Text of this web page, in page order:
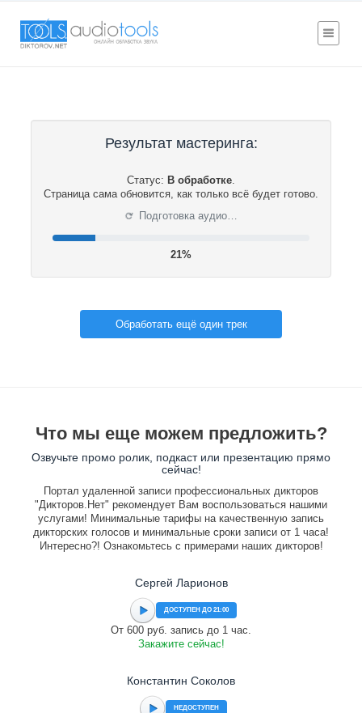
Результат мастеринга:
Статус: В обработке.
Страница сама обновится, как только всё будет готово.
⟳ Подготовка аудио…
21%
Обработать ещё один трек
Что мы еще можем предложить?
Озвучьте промо ролик, подкаст или презентацию прямо
сейчас!
Портал удаленной записи профессиональных дикторов
"Дикторов.Нет" рекомендует Вам воспользоваться нашими
услугами! Минимальные тарифы на качественную запись
дикторских голосов и минимальные сроки записи от 1 часа!
Интересно?! Ознакомьтесь с примерами наших дикторов!
Сергей Ларионов
ДОСТУПЕН ДО 21:00
От 600 руб. запись до 1 час.
Закажите сейчас!
Константин Соколов
НЕДОСТУПЕН